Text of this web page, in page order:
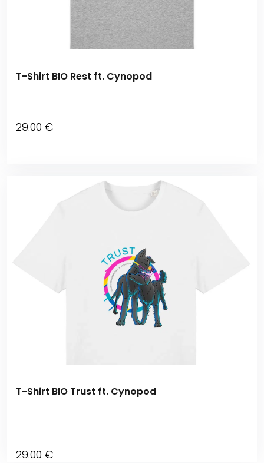
T-Shirt BIO Rest ft. Cynopod
29.00 €
T-Shirt BIO Trust ft. Cynopod
29.00 €